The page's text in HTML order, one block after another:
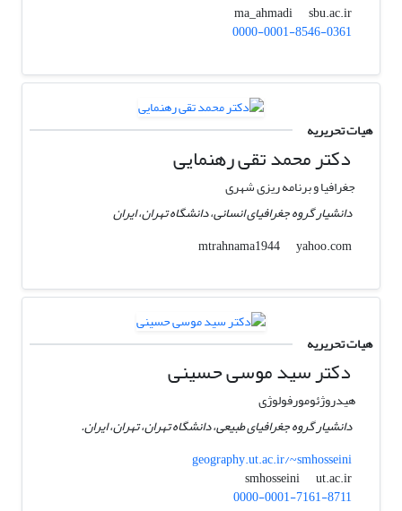
ma_ahmadi
sbu.ac.ir
0000-0001-8546-0361
هیات تحریریه
دکتر محمد تقی رهنمایی
جغرافیا و برنامه ریزی شهری
دانشیار گروه جغرافیای انسانی، دانشگاه تهران، ایران
mtrahnama1944
yahoo.com
هیات تحریریه
دکتر سید موسی حسینی
هیدروژئومورفولوژی
دانشیار گروه جغرافیای طبیعی، دانشگاه تهران، تهران، ایران.
geography.ut.ac.ir/~smhosseini
smhosseini
ut.ac.ir
0000-0001-7161-8711